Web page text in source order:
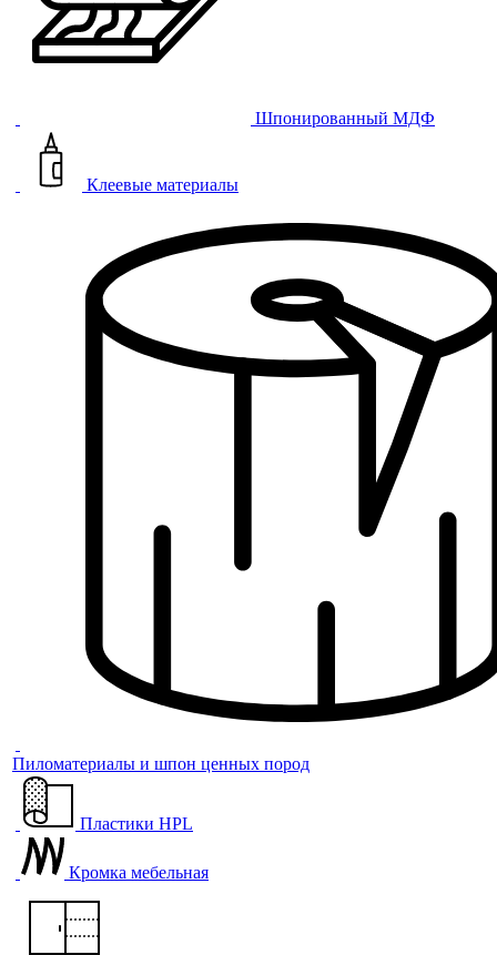
Шпонированный МДФ
Клеевые материалы
Пиломатериалы и шпон ценных пород
Пластики HPL
Кромка мебельная